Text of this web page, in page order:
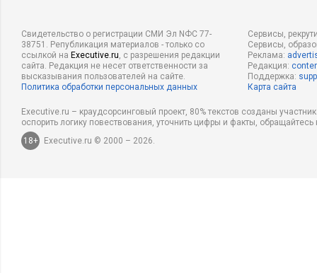
Свидетельство о регистрации СМИ Эл NФС 77-
38751. Републикация материалов - только со
ссылкой на Executive.ru, с разрешения редакции
сайта. Редакция не несет ответственности за
высказывания пользователей на сайте.
Политика обработки персональных данных
Сервисы,
Сервисы,
Реклама:
Редакция:
Поддержка:
Карта сайта
Executive.ru – краудсорсинговый проект, 80% текстов созданы
оспорить логику повествования, уточнить цифры и факты,
18+
Executive.ru © 2000 – 2026.